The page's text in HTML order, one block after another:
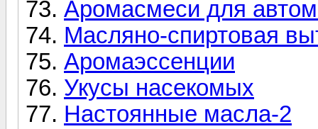
Аромасмеси для
Масляно-спиртовая
Аромаэссенции
Укусы насекомых
Настоянные масла-2